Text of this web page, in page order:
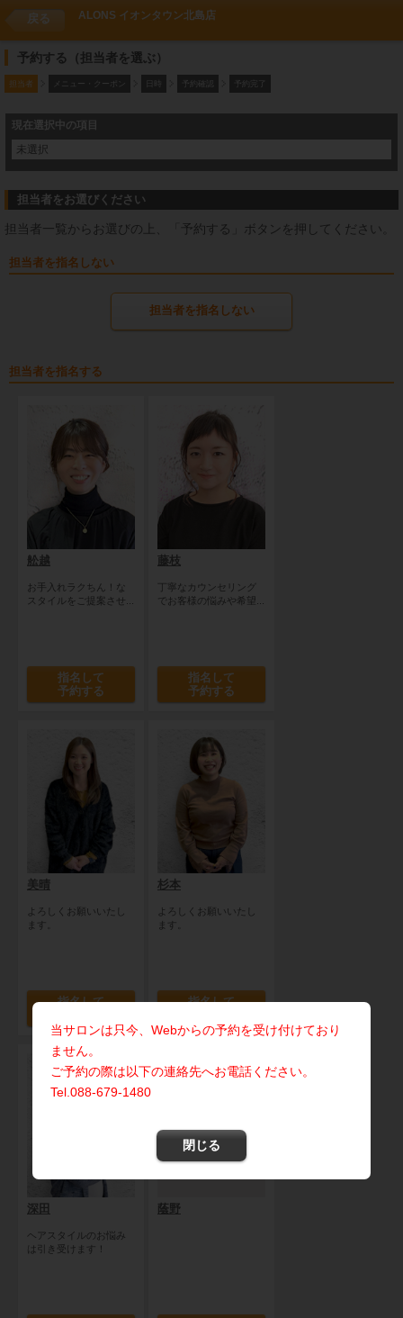
戻る ALONS イオンタウン北島店
予約する（担当者を選ぶ）
担当者 メニュー・クーポン 予約確認 予約完了
当サロンは只今、Webからの予約を受け付けており
ません。
ご予約の際は以下の連絡先へお電話ください。
Tel.088-679-1480
閉じる
現在選択中の項目
未選択
担当者をお選びください
担当者一覧からお選びの上、「予約する」ボタンを押してください。
担当者を指名しない
担当者を指名しない
担当者を指名する
舩越
お手入れラクちん！な
スタイルをご提案させ...
指名して
予約する
藤枝
丁寧なカウンセリング
でお客様の悩みや希望...
指名して
予約する
美晴
よろしくお願いいたし
ます。
指名して
杉本
よろしくお願いいたし
ます。
指名して
深田
ヘアスタイルのお悩み
は引き受けます！
蔭野